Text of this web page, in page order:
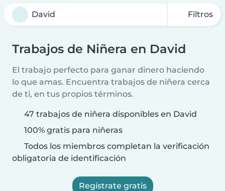
Filtros
Trabajos de Niñera en David
El trabajo perfecto para ganar dinero haciendo
lo que amas. Encuentra trabajos de niñera cerca
de ti, en tus propios términos.
47 trabajos de niñera disponibles en David
100% gratis para niñeras
Todos los miembros completan la verificación
obligatoria de identificación
Regístrate gratis